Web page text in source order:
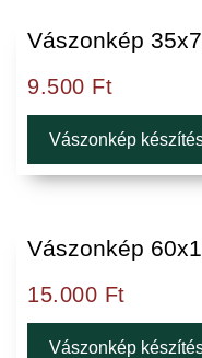
Vászonkép
9.500 Ft
Vászonkép
Vászonkép
15.000 Ft
Vászonkép